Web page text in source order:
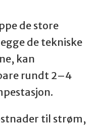
de store
de tekniske
kan
rundt 2–4
til strøm,